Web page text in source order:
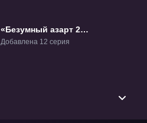
«Безумный азарт 2»
ТВ-2
Добавлена 12 серия